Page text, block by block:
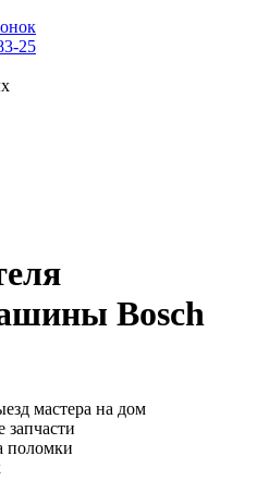
25
Bosch
мастера на дом
поломки